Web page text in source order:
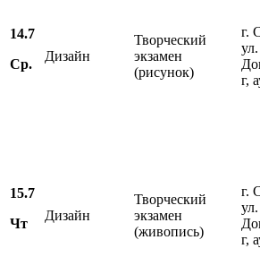
14.7
Ср.
Дизайн
Творческий
экзамен
(рисунок)
г.
ул.
г,
15.7
Чт
Дизайн
Творческий
экзамен
(живопись)
г.
ул.
г,